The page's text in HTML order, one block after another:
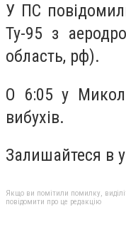
У ПС
Ту-95 з
область, рф).
О 6:05 у
вибухів.
Залишайтеся в
Якщо ви помітили помилку,
повідомити про це редакцію